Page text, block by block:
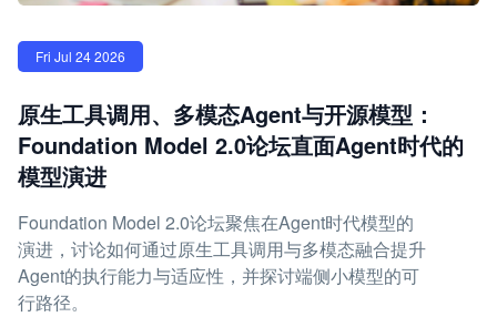
Fri Jul 24 2026
原生工具调用、多模态Agent与开源模型：
Foundation Model 2.0论坛直面Agent时代的
模型演进
Foundation Model 2.0论坛聚焦在Agent时代模型的
演进，讨论如何通过原生工具调用与多模态融合提升
Agent的执行能力与适应性，并探讨端侧小模型的可
行路径。